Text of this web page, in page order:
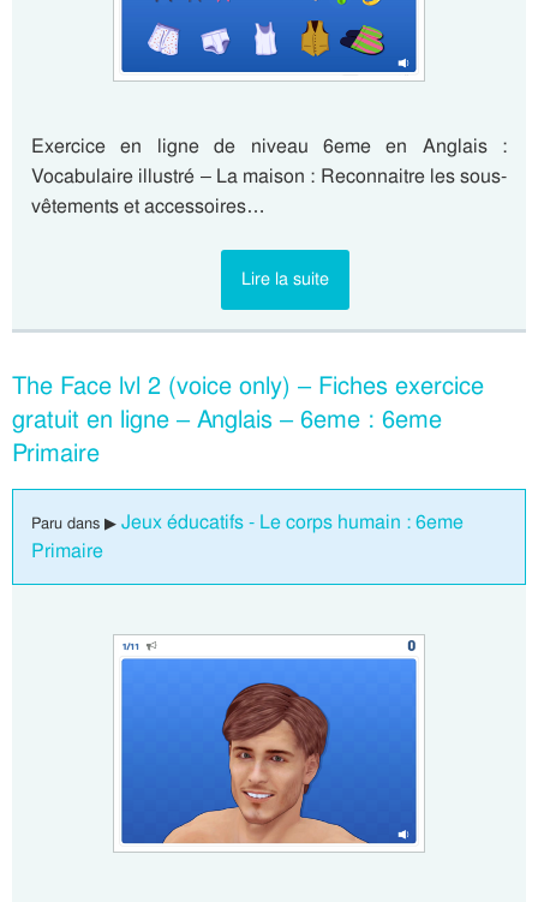
Exercice en ligne de niveau 6eme en Anglais :
Vocabulaire illustré – La maison : Reconnaitre les sous-
vêtements et accessoires…
Lire la suite
The Face lvl 2 (voice only) – Fiches exercice
gratuit en ligne – Anglais – 6eme : 6eme
Primaire
Paru dans ▶ Jeux éducatifs - Le corps humain : 6eme
Primaire